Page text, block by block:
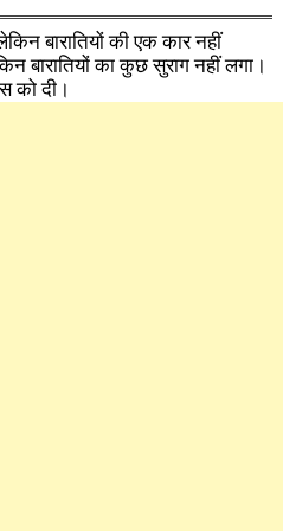
बारातियों की एक कार नहीं
बारातियों का कुछ सुराग नहीं लगा।
को दी।